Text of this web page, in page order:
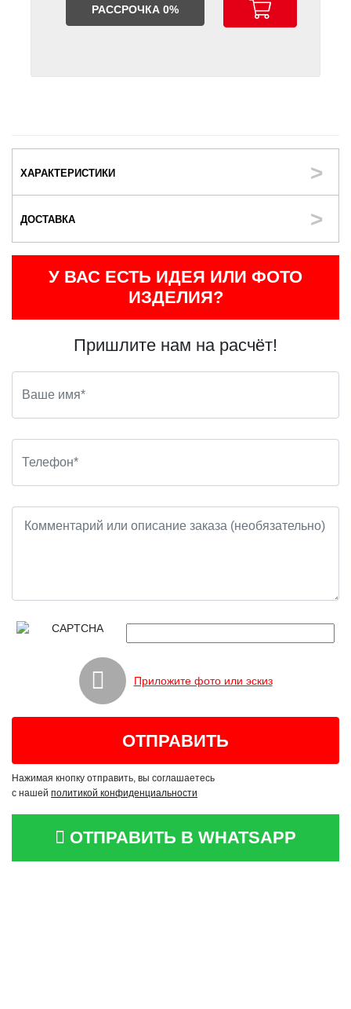
РАССРОЧКА 0%
ХАРАКТЕРИСТИКИ
ДОСТАВКА
У ВАС ЕСТЬ ИДЕЯ ИЛИ ФОТО
ИЗДЕЛИЯ?
Пришлите нам на расчёт!
Приложите фото или эскиз
Нажимая кнопку отправить, вы соглашаетесь
с нашей политикой конфиденциальности
ОТПРАВИТЬ В WHATSAPP